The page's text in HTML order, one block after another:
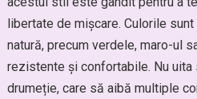
libertate de mișcare. Culorile
natură, precum verdele, maro-ul
rezistente și confortabile. Nu uita
drumeție, care să aibă multiple